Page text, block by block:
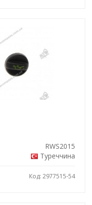
RWS2015
Туреччина
Код: 2977515-54